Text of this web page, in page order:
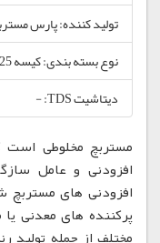
تولید کننده: پارس
نوع بسته بندی: کیسه 25 کیلوگرمی
دیتاشیت TDS: -
مستربچ مخلوطی است
افزودنی و عامل
افزودنی های مستربچ
پرکننده های معدنی
مختلف از جمله